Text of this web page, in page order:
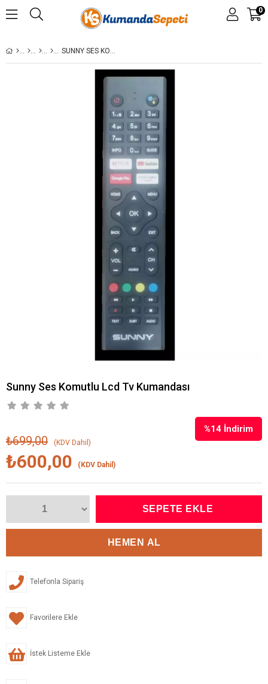
0
SUNNY SES KOMUTLU LCD TV KUMANDASI
Sunny Ses Komutlu Lcd Tv Kumandası
%14 İndirim
₺699,00 (KDV Dahil)
₺600,00 (KDV Dahil)
Telefonla Sipariş
Favorilere Ekle
İstek Listeme Ekle